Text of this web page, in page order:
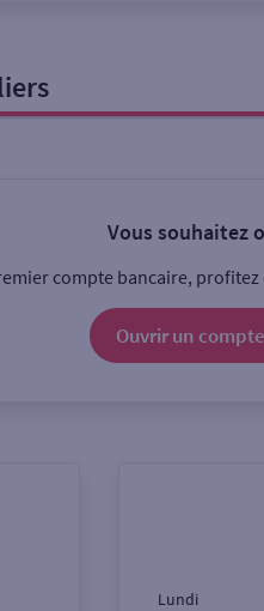
Ouverte le lundi
Vous souhaitez
compte bancaire,
Ouvrir un compte
Lundi